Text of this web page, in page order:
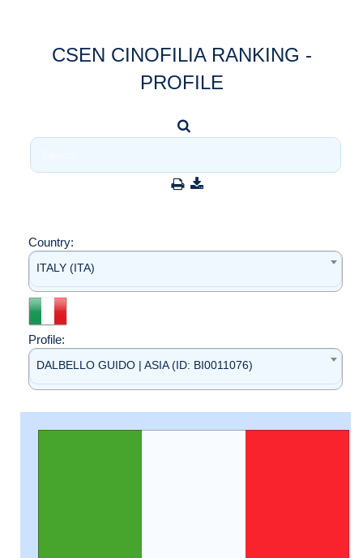
CSEN CINOFILIA RANKING -
PROFILE
Country:
ITALY (ITA)
Profile:
DALBELLO GUIDO | ASIA (ID: BI0011076)